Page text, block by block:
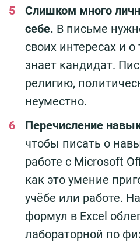
Слишком много
себе. В письме
своих интересах и
знает кандидат.
религию,
неуместно.
Перечисление
чтобы писать о
работе с Microsoft
как это умение
учёбе или работе.
формул в Excel
лабораторной по